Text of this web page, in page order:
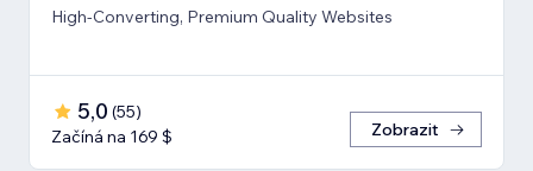
High-Converting, Premium Quality Websites
5,0 (55)
Začíná na 169 $
Zobrazit